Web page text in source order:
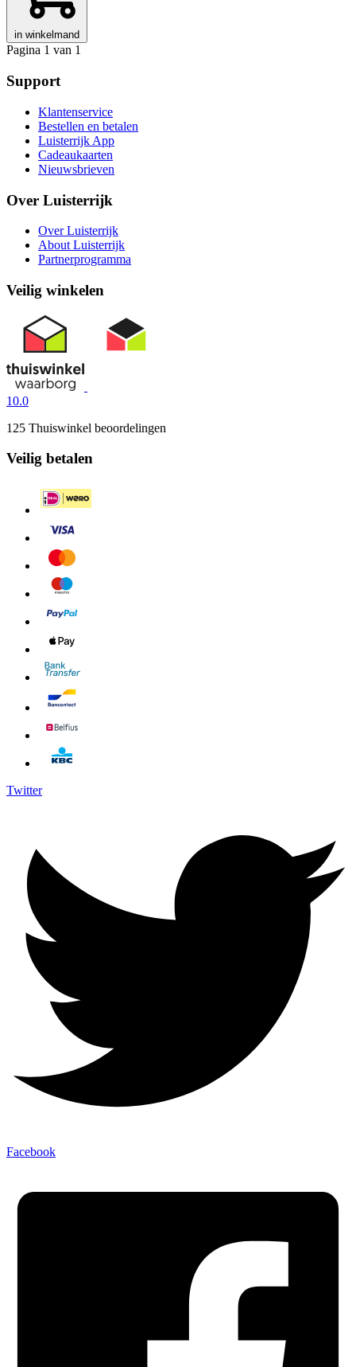
in winkelmand
Pagina 1 van 1
Support
Klantenservice
Bestellen en betalen
Luisterrijk App
Cadeaukaarten
Nieuwsbrieven
Over Luisterrijk
Over Luisterrijk
About Luisterrijk
Partnerprogramma
Veilig winkelen
10.0
125 Thuiswinkel beoordelingen
Veilig betalen
Twitter
Facebook